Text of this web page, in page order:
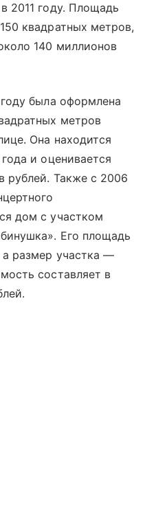
2011 году. Площадь
квадратных метров,
140 миллионов
была оформлена
метров
Она находится
и оценивается
рублей. Также с 2006
дом с участком
Его площадь
размер участка —
составляет в